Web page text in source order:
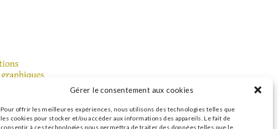
Gérer le consentement aux cookies
Pour offrir les meilleures expériences, nous utilisons des technologies telles que
les cookies pour stocker et/ou accéder aux informations des appareils. Le fait de
consentir à ces technologies nous permettra de traiter des données telles que le